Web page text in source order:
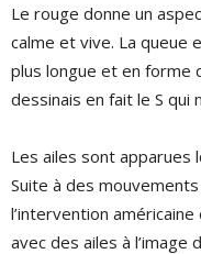
Le rouge donne un
calme et vive. La queue
plus longue et en forme
dessinais en fait le S qui
Les ailes sont apparues
Suite à des
l’intervention
avec des ailes à l’image